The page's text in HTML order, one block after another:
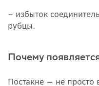
– избыток
рубцы.
Почему
Постакне — не просто